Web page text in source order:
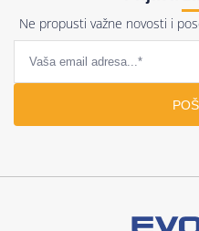
Ne propusti važne novosti i